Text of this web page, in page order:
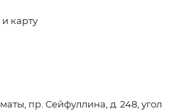
карту
пр. Сейфуллина, д. 248, угол